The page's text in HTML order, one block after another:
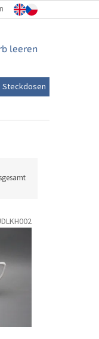
UND ZAHLUNG
leeren
Steckdosen